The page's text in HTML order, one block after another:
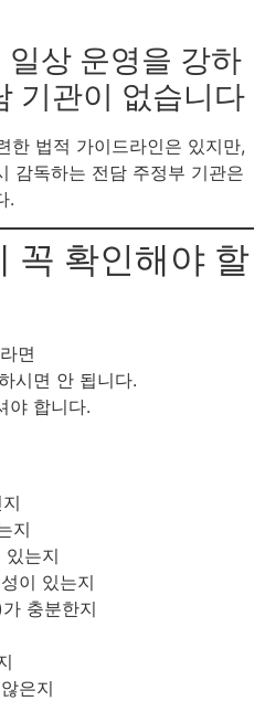
상 운영을 강하
기관이 없습니다
한 법적 가이드라인은 있지만,
감독하는 전담 주정부 기관은
.
꼭 확인해야 할
면
시면 안 됩니다.
야 합니다.
지
는지
이 있는지
충분한지
은지